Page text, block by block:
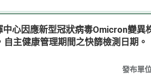
心因應新型冠狀病毒Omicron變異
主健康管理期間之快篩檢測日期。
發布單